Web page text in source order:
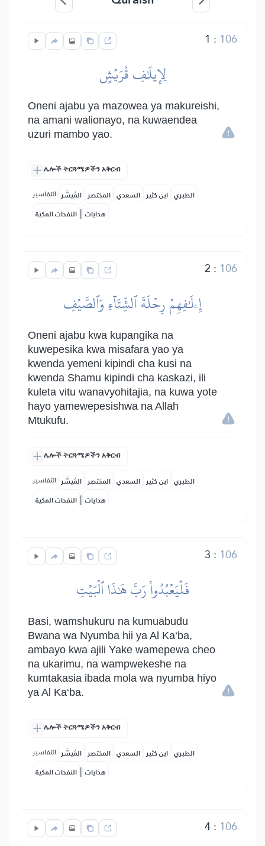
1 : 106
لِإِيلَٰفِ قُرَيۡشٍ
Oneni ajabu ya mazowea ya makureishi,
na amani walionayo, na kuwaendea
uzuri mambo yao.
ሌሎች ትርጓሜዎችን አቅርብ
التفاسير: المُيسَّر المختصر السعدي ابن كثير الطبري
النفحات المكية | هدايات
2 : 106
إِۦلَٰفِهِمۡ رِحۡلَةَ ٱلشِّتَآءِ وَٱلصَّيۡفِ
Oneni ajabu kwa kupangika na
kuwepesika kwa misafara yao ya
kwenda yemeni kipindi cha kusi na
kwenda Shamu kipindi cha kaskazi, ili
kuleta vitu wanavyohitajia, na kuwa yote
hayo yamewepesishwa na Allah
Mtukufu.
ሌሎች ትርጓሜዎችን አቅርብ
التفاسير: المُيسَّر المختصر السعدي ابن كثير الطبري
النفحات المكية | هدايات
3 : 106
فَلۡيَعۡبُدُواْ رَبَّ هَٰذَا ٱلۡبَيۡتِ
Basi, wamshukuru na kumuabudu
Bwana wa Nyumba hii ya Al Ka‘ba,
ambayo kwa ajili Yake wamepewa cheo
na ukarimu, na wampwekeshe na
kumtakasia ibada mola wa nyumba hiyo
ya Al Ka‘ba.
ሌሎች ትርጓሜዎችን አቅርብ
التفاسير: المُيسَّر المختصر السعدي ابن كثير الطبري
النفحات المكية | هدايات
4: 106